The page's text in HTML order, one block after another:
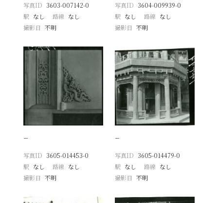
写真ID 3603-007142-0
駅 なし 路線 なし
撮影日
不明
写真ID 3604-009939-0
駅 なし 路線 なし
撮影日 不明
−
写真ID 3605-014453-0
駅 なし 路線 なし
撮影日
不明
−
写真ID 3605-014479-0
駅 なし 路線 なし
撮影日 不明